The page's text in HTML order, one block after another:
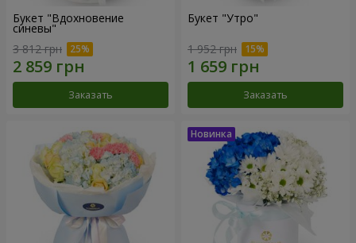
Букет "Вдохновение
синевы"
3 812 грн
Заказать
Букет "Утро"
1 952 грн
Заказать